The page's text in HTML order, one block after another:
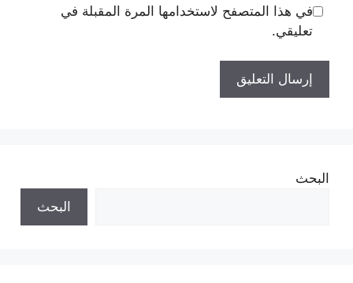
في هذا المتصفح لاستخدامها المرة المقبلة في
تعليقي.
البحث
البحث